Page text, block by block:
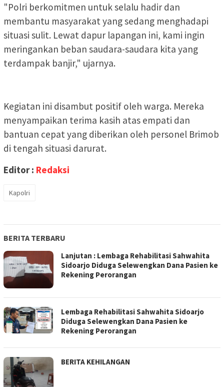
"Polri berkomitmen untuk selalu hadir dan
membantu masyarakat yang sedang menghadapi
situasi sulit. Lewat dapur lapangan ini, kami ingin
meringankan beban saudara-saudara kita yang
terdampak banjir," ujarnya.
Kegiatan ini disambut positif oleh warga. Mereka
menyampaikan terima kasih atas empati dan
bantuan cepat yang diberikan oleh personel Brimob
di tengah situasi darurat.
Editor : Redaksi
Kapolri
BERITA TERBARU
Lanjutan : Lembaga Rehabilitasi Sahwahita
Sidoarjo Diduga Selewengkan Dana Pasien ke
Rekening Perorangan
Lembaga Rehabilitasi Sahwahita Sidoarjo
Diduga Selewengkan Dana Pasien ke
Rekening Perorangan
BERITA KEHILANGAN